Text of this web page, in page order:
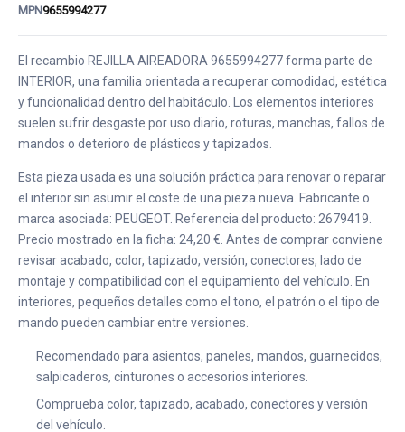
MPN9655994277
El recambio REJILLA AIREADORA 9655994277 forma parte de
INTERIOR, una familia orientada a recuperar comodidad, estética
y funcionalidad dentro del habitáculo. Los elementos interiores
suelen sufrir desgaste por uso diario, roturas, manchas, fallos de
mandos o deterioro de plásticos y tapizados.
Esta pieza usada es una solución práctica para renovar o reparar
el interior sin asumir el coste de una pieza nueva. Fabricante o
marca asociada: PEUGEOT. Referencia del producto: 2679419.
Precio mostrado en la ficha: 24,20 €. Antes de comprar conviene
revisar acabado, color, tapizado, versión, conectores, lado de
montaje y compatibilidad con el equipamiento del vehículo. En
interiores, pequeños detalles como el tono, el patrón o el tipo de
mando pueden cambiar entre versiones.
Recomendado para asientos, paneles, mandos, guarnecidos,
salpicaderos, cinturones o accesorios interiores.
Comprueba color, tapizado, acabado, conectores y versión
del vehículo.